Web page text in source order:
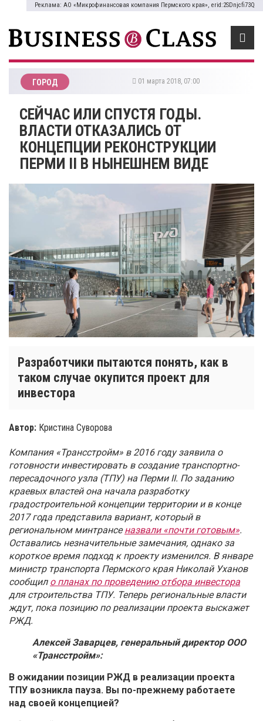
Реклама: АО «Микрофинансовая компания Пермского края», erid:2SDnjcfi73Q
ГОРОД 01 марта 2018, 07:00
СЕЙЧАС ИЛИ СПУСТЯ ГОДЫ.
ВЛАСТИ ОТКАЗАЛИСЬ ОТ
КОНЦЕПЦИИ РЕКОНСТРУКЦИИ
ПЕРМИ II В НЫНЕШНЕМ ВИДЕ
Разработчики пытаются понять, как в
таком случае окупится проект для
инвестора
Автор: Кристина Суворова
Компания «Трансстройм» в 2016 году заявила о
готовности инвестировать в создание транспортно-
пересадочного узла (ТПУ) на Перми II. По заданию
краевых властей она начала разработку
градостроительной концепции территории и в конце
2017 года представила вариант, который в
региональном минтрансеназвали «почти готовым».
Оставались незначительные замечания, однако за
короткое время подход к проекту изменился. В январе
министр транспорта Пермского края Николай Уханов
сообщил о планах по проведению отбора инвестора
для строительства ТПУ. Теперь региональные власти
ждут, пока позицию по реализации проекта выскажет
РЖД.
Алексей Заварцев, генеральный директор ООО
«Трансстройм»:
В ожидании позиции РЖД в реализации проекта
ТПУ возникла пауза. Вы по-прежнему работаете
над своей концепцией?